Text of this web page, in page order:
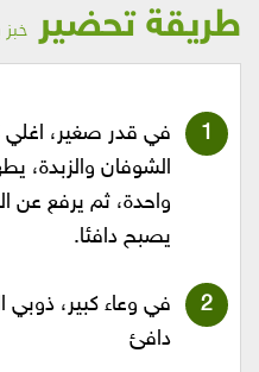
طريقة تحضير
في قدر صغير، اغلي
الشوفان والزبدة،
واحدة، ثم يرفع عن
يصبح دافئا.
في وعاء كبير، ذوبي
دافئ